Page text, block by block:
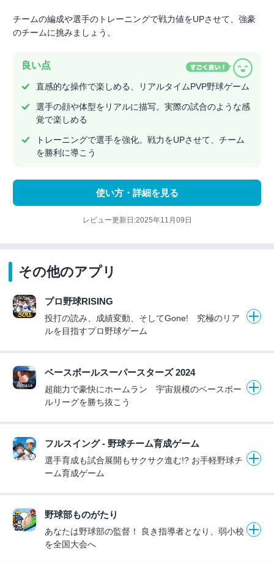
チームの編成や選手のトレーニングで戦力値をUPさせて、強豪
のチームに挑みましょう。
良い点
直感的な操作で楽しめる、リアルタイムPVP野球ゲーム
選手の顔や体型をリアルに描写。実際の試合のような感
覚で楽しめる
トレーニングで選手を強化。戦力をUPさせて、チーム
を勝利に導こう
使い方・詳細を見る
レビュー更新日:2025年11月09日
その他のアプリ
プロ野球RISING
投打の読み、成績変動、そしてGone! 究極のリア
ルを目指すプロ野球ゲーム
ベースボールスーパースターズ 2024
超能力で豪快にホームラン 宇宙規模のベースボー
ルリーグを勝ち抜こう
フルスイング - 野球チーム育成ゲーム
選手育成も試合展開もサクサク進む!? お手軽野球チ
ーム育成ゲーム
野球部ものがたり
あなたは野球部の監督！ 良き指導者となり、弱小校
を全国大会へ